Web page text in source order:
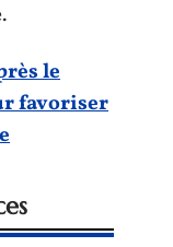
le
favoriser